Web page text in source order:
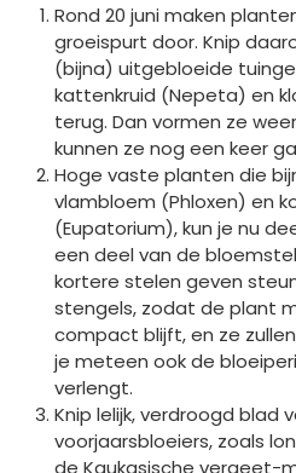
Rond 20 juni maken
groeispurt door. Knip
(bijna) uitgebloeide
kattenkruid (Nepeta) en
terug. Dan vormen ze
kunnen ze nog een keer
Hoge vaste planten die
vlambloem (Phloxen) en
(Eupatorium), kun je nu
een deel van de
kortere stelen geven
stengels, zodat de plant
compact blijft, en ze
je meteen ook de
verlengt.
Knip lelijk, verdroogd blad
voorjaarsbloeiers, zoals
de Kaukasische vergeet-